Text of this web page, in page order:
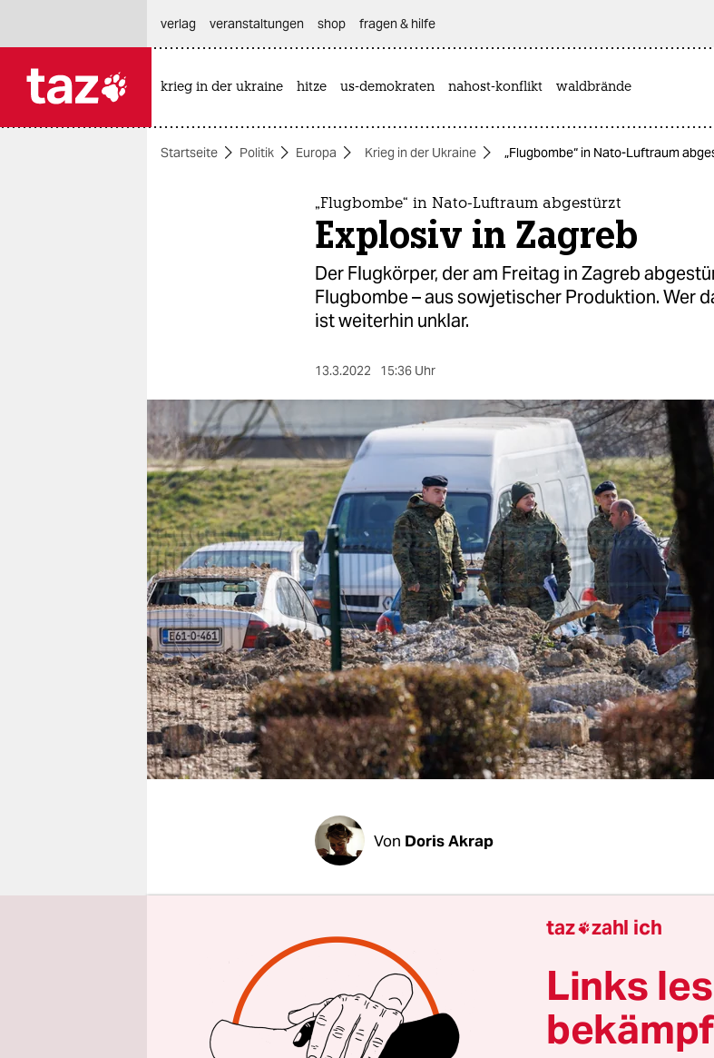
themen
berlin
nord
wahrheit
verlag
verlag
veranstaltungen
shop
fragen & hilfe
unterstützen
abo
genossenschaft
verlag
veranstaltungen shop fragen & hilfe
krieg in der ukraine hitze us-demokraten nahost-konflikt waldbrände
Startseite Politik Europa Krieg in der Ukraine „Flugbombe“ in Nato-Luftraum
„Flugbombe“ in Nato-Luftraum abgestürzt
Explosiv in Zagreb
Der Flugkörper, der am Freitag in Zagreb
Flugbombe – aus sowjetischer Produktion. Wer
ist weiterhin unklar.
13.3.2022 15:36 Uhr
Von Doris Akrap
Am Sonntagmittag hat der kroatische
Banožić bekannt gegeben, dass bei der Bergung
Hauptstadt Zagreb abgestürzten Flugobjekts
gefunden worden sei. Es handele sich bei dem
Donnerstag gegen 23 Uhr in der Nähe des
explodiert ist, also wohl eher nicht um eine
taz zahl ich
Links